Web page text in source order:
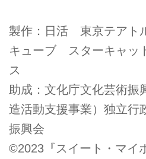
製作：日活 東京テア
キューブ スターキャッ
ス
助成：文化庁文化芸術振
造活動支援事業）独立行
振興会
©2023『スイート・マイ